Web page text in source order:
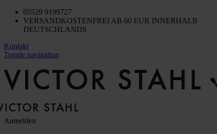
05529 9199727
VERSANDKOSTENFREI AB 60 EUR INNERHALB
DEUTSCHLANDS
Kontakt
Toggle navigation
Anmelden